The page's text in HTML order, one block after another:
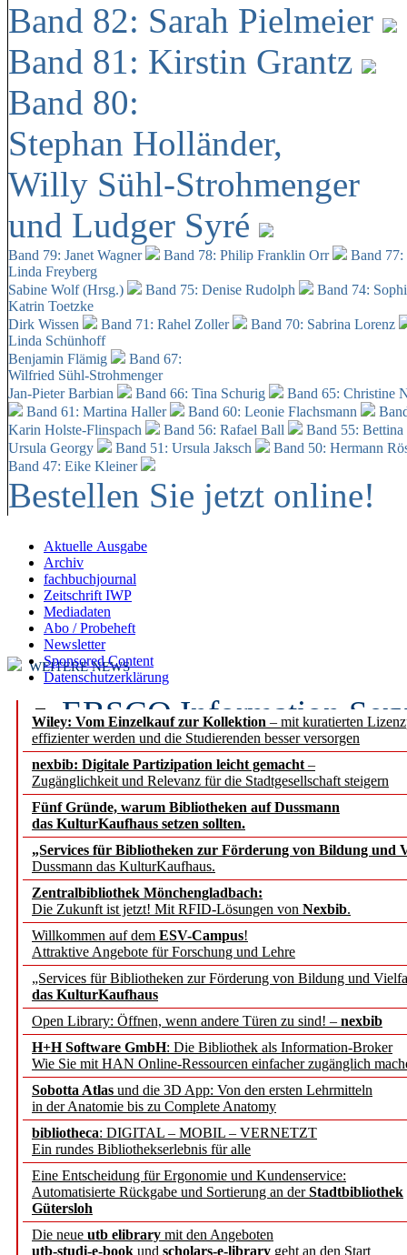
Band 82: Sarah Pielmeier
Band 81: Kirstin Grantz
Band 80:
Stephan Holländer,
Willy Sühl-Strohmenger
und Ludger Syré
Band 79: Janet Wagner Band 78: Philip Franklin Orr
Band
Linda Freyberg
Sabine Wolf (Hrsg.)
Band 75: Denise Rudolph
Band 74:
Katrin Toetzke
Dirk Wissen
Band 71: Rahel Zoller
Band 70: Sabrina Lorenz
Linda Schünhoff
Benjamin Flämig
Band 67:
Wilfried Sühl-Strohmenger
Jan-Pieter Barbian
Band 66: Tina Schurig
Band 65: Christine
Band 61: Martina Haller
Band 60: Leonie Flachsmann
Karin Holste-Flinspach
Band 56: Rafael Ball
Band 55:
Ursula Georgy
Band 51: Ursula Jaksch Band 50: Hermann
Band 47: Eike Kleiner
Bestellen Sie jetzt online!
Aktuelle Ausgabe
Archiv
fachbuchjournal
Zeitschrift IWP
Mediadaten
Abo / Probeheft
Newsletter
Sponsored Content
Datenschutzerklärung
Wiley: Vom Einzelkauf zur Kollektion – mit kuratierten
effizienter werden und die Studierenden besser versorgen
nexbib: Digitale Partizipation leicht gemacht –
Zugänglichkeit und Relevanz für die Stadtgesellschaft steigern
Fünf Gründe, warum Bibliotheken auf Dussmann
das KulturKaufhaus setzen sollten.
„Services für Bibliotheken zur Förderung von Bildung und
Dussmann das KulturKaufhaus.
Zentralbibliothek Mönchengladbach:
Die Zukunft ist jetzt! Mit RFID-Lösungen von Nexbib.
Willkommen auf dem ESV-Campus!
Attraktive Angebote für Forschung und Lehre
„Services für Bibliotheken zur Förderung von Bildung und
das KulturKaufhaus
Open Library: Öffnen, wenn andere Türen zu sind! – nexbib
H+H Software GmbH: Die Bibliothek als Information-Broker
Wie Sie mit HAN Online-Ressourcen einfacher zugänglich
Sobotta Atlas und die 3D App: Von den ersten Lehrmitteln
in der Anatomie bis zu Complete Anatomy
bibliotheca: DIGITAL – MOBIL – VERNETZT
Ein rundes Bibliothekserlebnis für alle
Eine Entscheidung für Ergonomie und Kundenservice:
Automatisierte Rückgabe und Sortierung an derStadtbibliothek
Gütersloh
Die neue utb elibrary mit den Angeboten
utb-studi-e-book und scholars-e-library geht an den Start
WEITERE NEWS
EBSCO Information
Recherchefunktionen in
Sorbisches Institut neu
Geschichte und
Künstliche Intelligenz
besser zu verstehen
„Leitbegriffe der
des BIÖG erscheinen
jedem Experiment
DFG setzt Förderung
FAIRmat fort
Bayerns digitale